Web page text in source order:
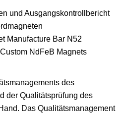
und Ausgangskontrollbericht
des
der Qualitätsprüfung des
Das Qualitätsmanagement